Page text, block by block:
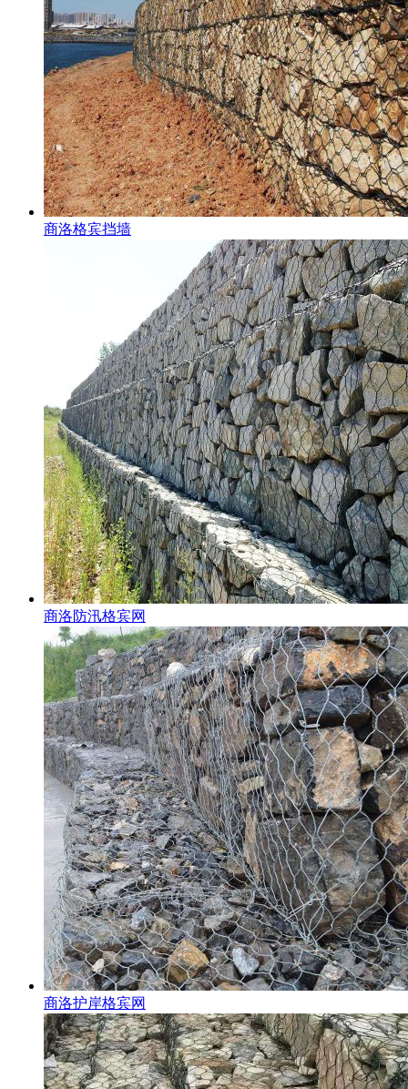
商洛格宾挡墙
商洛防汛格宾网
商洛护岸格宾网